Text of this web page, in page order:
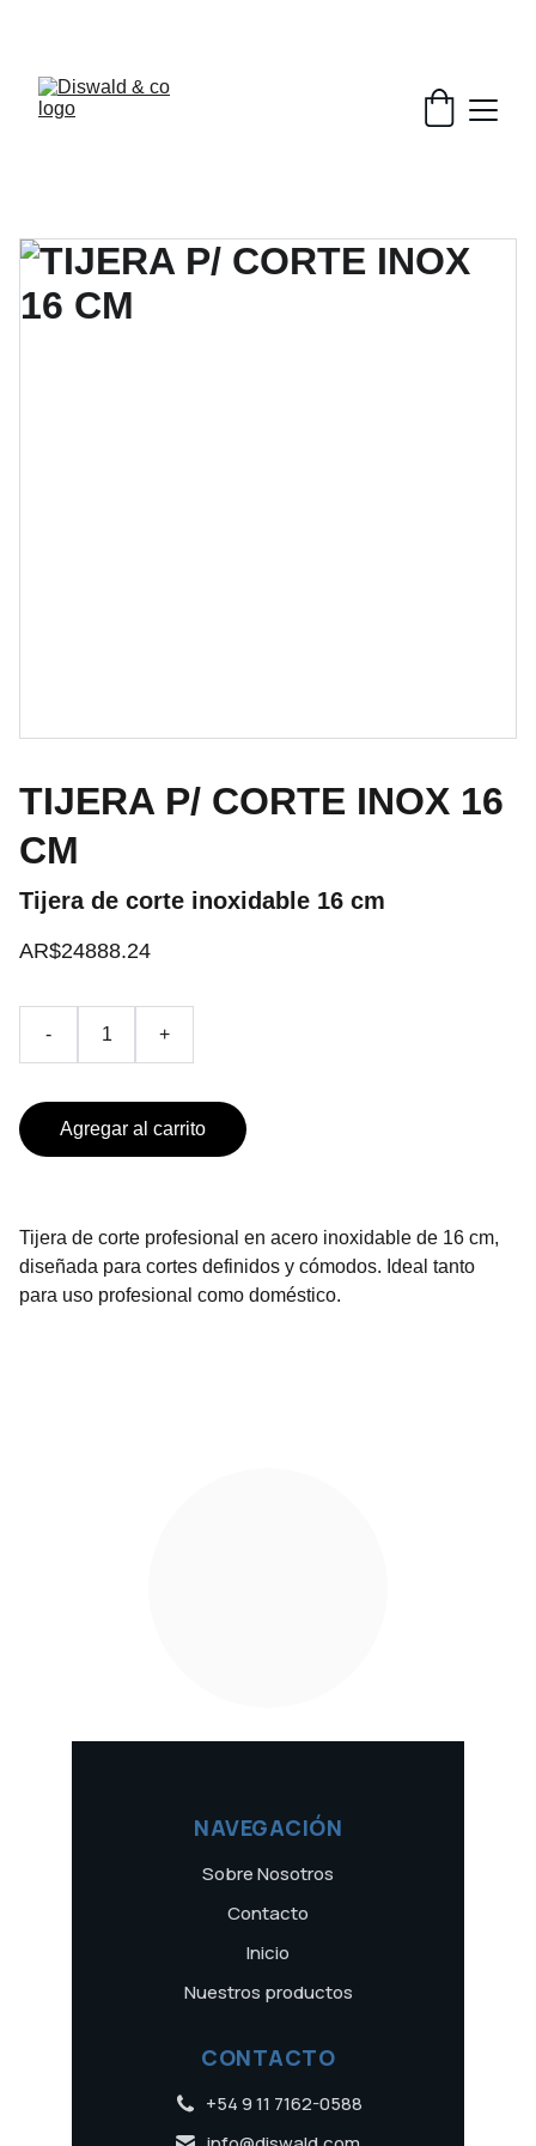
TIJERA P/ CORTE INOX 16
CM
Tijera de corte inoxidable 16 cm
AR$24888.24
- +
Agregar al carrito
Tijera de corte profesional en acero inoxidable de 16 cm,
diseñada para cortes definidos y cómodos. Ideal tanto
para uso profesional como doméstico.